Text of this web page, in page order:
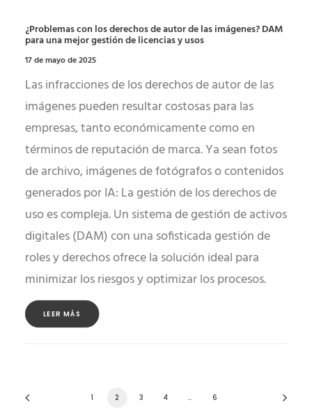
¿Problemas con los derechos de autor de las imágenes? DAM
para una mejor gestión de licencias y usos
17 de mayo de 2025
Las infracciones de los derechos de autor de las
imágenes pueden resultar costosas para las
empresas, tanto económicamente como en
términos de reputación de marca. Ya sean fotos
de archivo, imágenes de fotógrafos o contenidos
generados por IA: La gestión de los derechos de
uso es compleja. Un sistema de gestión de activos
digitales (DAM) con una sofisticada gestión de
roles y derechos ofrece la solución ideal para
minimizar los riesgos y optimizar los procesos.
LEER MÁS
1 2 3 4 … 6